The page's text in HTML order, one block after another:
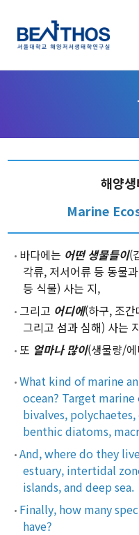
해양
Marine
바다에는 어떤 생물들이(
각류, 저서어류 등 동물
등 식물) 사는 지,
그리고 어디에(하구, 조
그리고 섬과 심해) 사는
또 얼마나 많이(생물량/
What kind of marine
ocean? Target
bivalves,
benthic diatoms,
And, where do they
estuary, intertidal
islands, and deep sea.
Finally, how many
have?
About us
Greetings
LAB Identity
Contact Us
Professor
Making an
Teaching
Members
Faculty
Staff